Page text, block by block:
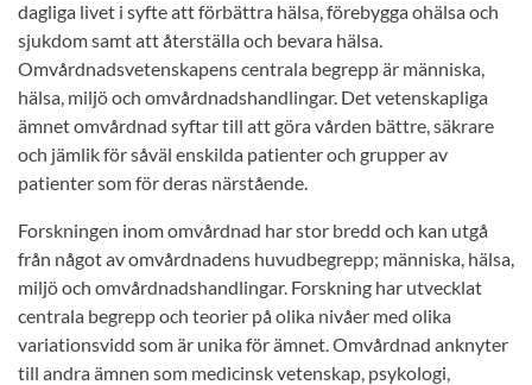
dagliga livet i syfte att förbättra hälsa, förebygga ohälsa och
sjukdom samt att återställa och bevara hälsa.
Omvårdnadsvetenskapens centrala begrepp är människa,
hälsa, miljö och omvårdnadshandlingar. Det vetenskapliga
ämnet omvårdnad syftar till att göra vården bättre, säkrare
och jämlik för såväl enskilda patienter och grupper av
patienter som för deras närstående.
Forskningen inom omvårdnad har stor bredd och kan utgå
från något av omvårdnadens huvudbegrepp; människa, hälsa,
miljö och omvårdnadshandlingar. Forskning har utvecklat
centrala begrepp och teorier på olika nivåer med olika
variationsvidd som är unika för ämnet. Omvårdnad anknyter
till andra ämnen som medicinsk vetenskap, psykologi,